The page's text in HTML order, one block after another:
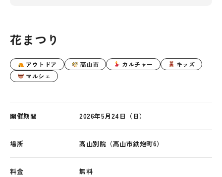
花まつり
アウトドア 高山市 カルチャー
キッズ
マルシェ
開催期間 2026年5月24日（日）
場所 高山別院（高山市鉄炮町6）
料金 無料